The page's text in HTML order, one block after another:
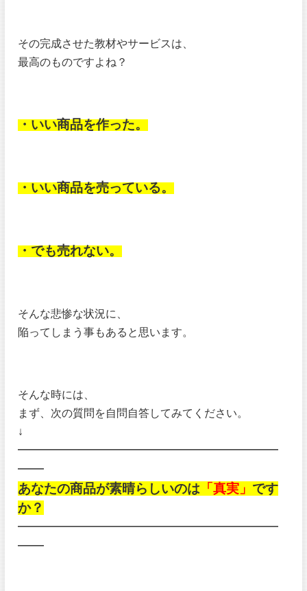
その完成させた教材やサービスは、
最高のものですよね？
・いい商品を作った。
・いい商品を売っている。
・でも売れない。
そんな悲惨な状況に、
陥ってしまう事もあると思います。
そんな時には、
まず、次の質問を自問自答してみてください。
↓
━━━━━━━━━━━━━━━━━━━━
━━
あなたの商品が素晴らしいのは 「真実」 です
か？
━━━━━━━━━━━━━━━━━━━━
━━